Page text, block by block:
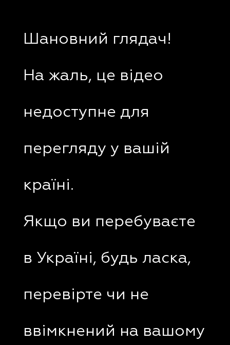
Шановний глядач!
На жаль, це відео
недоступне для
перегляду у вашій
країні.
Якщо ви перебуваєте
в Україні, будь ласка,
перевірте чи не
ввімкнений на вашому